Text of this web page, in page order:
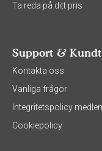
Ta reda på ditt pris
Support &
Kontakta oss
Vanliga frågor
Integritetspolicy
Cookiepolicy